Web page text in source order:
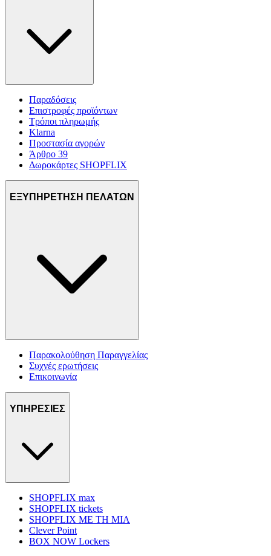
μας και την ανάπτυξη προϊόντων. Επίσης, κοινοποιούμε
πληροφορίες σχετικά με την από μέρους σας χρήση της
τοποθεσίας μας στους συνεργάτες μέσων κοινωνικής
Παραδόσεις
Επιστροφές προϊόντων
Τρόποι πληρωμής
Klarna
Προστασία αγορών
Άρθρο 39
Δωροκάρτες SHOPFLIX
ΕΞΥΠΗΡΕΤΗΣΗ ΠΕΛΑΤΩΝ
Παρακολούθηση Παραγγελίας
Συχνές ερωτήσεις
Επικοινωνία
ΥΠΗΡΕΣΙΕΣ
SHOPFLIX max
SHOPFLIX tickets
SHOPFLIX ΜΕ ΤΗ ΜΙΑ
Clever Point
BOX NOW Lockers